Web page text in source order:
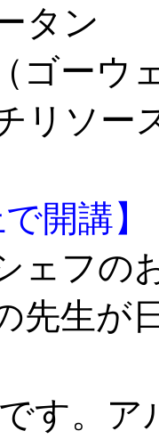
タン
ゴーウ
リソー
開講】
ェフの
先生が
す。ア